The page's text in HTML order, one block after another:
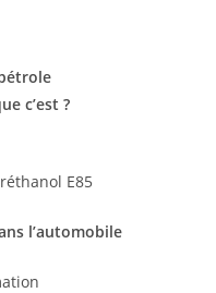
c’est ?
E85
l’automobile